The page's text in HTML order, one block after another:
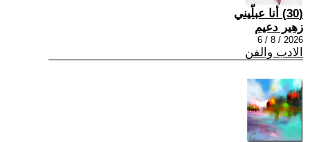
(30) أنا عبلّيني
زهير دعيم
2026 / 8 / 6
الادب والفن